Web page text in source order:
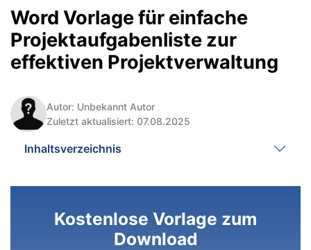
Word Vorlage für einfache
Projektaufgabenliste zur
effektiven Projektverwaltung
Autor: Unbekannt Autor
Zuletzt aktualisiert: 07.08.2025
Inhaltsverzeichnis
Kostenlose Vorlage zum
Download